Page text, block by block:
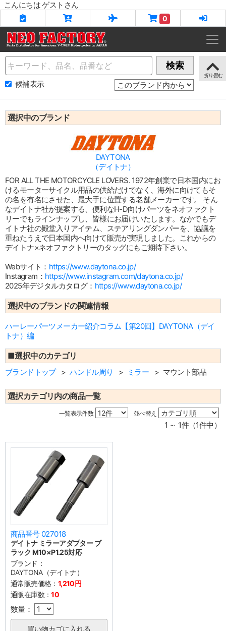
こんにちは ゲストさん
0
Name 検索
候補表示
選択中のブランド
DAYTONA
（デイトナ）
FOR ALL THE MOTORCYCLE LOVERS. 1972年創業で日本国内にお
けるモーターサイクル用品の供給だけでなく、海外に向けてもそ
の名を有名にさせた、最大手に位置する老舗メーカーです。 そん
なデイトナ社が提案する、便利なH-D向けパーツをネオファクト
リーでもラインナップし、皆様にお届けいたします。なかでもデ
イトナ社の殿堂入りアイテム、ステアリングダンパーを、協議を
重ねたうえで日本国内へ向けて販売が実現しました。これからの
デイトナ×ネオファクトリーのタッグにもご期待下さい。
Webサイト： https://www.daytona.co.jp/
Instagram： https://www.instagram.com/daytona.co.jp/
2025年デジタルカタログ： https://www.daytona.co.jp/
選択中のブランドの関連情報
ハーレーパーツメーカー紹介コラム【第20回】DAYTONA（デイ
トナ）編
■選択中のカテゴリ
ブランドトップ ハンドル周り ミラー マウント部品
選択カテゴリ内の商品一覧
一覧表示件数 並べ替え
1 ～ 1件（1件中）
商品番号 027018
デイトナ ミラーアダプター ブ
ラック M10×P1.25対応
ブランド：
DAYTONA（デイトナ）
通常販売価格： 1,210円
通販在庫数：10
数量：